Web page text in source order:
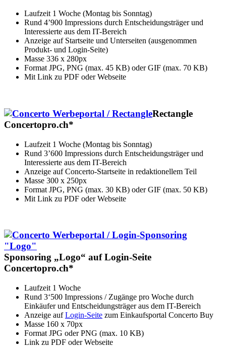
Laufzeit 1 Woche (Montag bis Sonntag)
Rund 4’900 Impressions durch Entscheidungsträger und
Interessierte aus dem IT-Bereich
Anzeige auf Startseite und Unterseiten (ausgenommen
Produkt- und Login-Seite)
Masse 336 x 280px
Format JPG, PNG (max. 45 KB) oder GIF (max. 70 KB)
Mit Link zu PDF oder Webseite
Rectangle
Concertopro.ch*
Laufzeit 1 Woche (Montag bis Sonntag)
Rund 3’600 Impressions durch Entscheidungsträger und
Interessierte aus dem IT-Bereich
Anzeige auf Concerto-Startseite in redaktionellem Teil
Masse 300 x 250px
Format JPG, PNG (max. 30 KB) oder GIF (max. 50 KB)
Mit Link zu PDF oder Webseite
Sponsoring „Logo“ auf Login-Seite
Concertopro.ch*
Laufzeit 1 Woche
Rund 3‘500 Impressions / Zugänge pro Woche durch
Einkäufer und Entscheidungsträger aus dem IT-Bereich
Anzeige aufLogin-Seite zum Einkaufsportal Concerto Buy
Masse 160 x 70px
Format JPG oder PNG (max. 10 KB)
Link zu PDF oder Webseite